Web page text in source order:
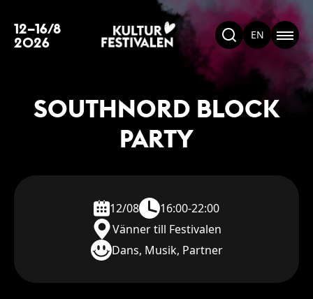
12–16/8
2026 EN
SOUTHNORD BLOCK
PARTY
12/08
16:00-22:00
Vänner till Festivalen
Dans, Musik, Partner